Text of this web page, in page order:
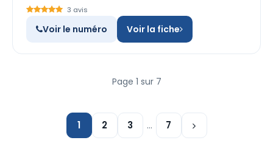
3 avis
Voir le numéro Voir la fiche
Page 1 sur 7
1 2 3 … 7